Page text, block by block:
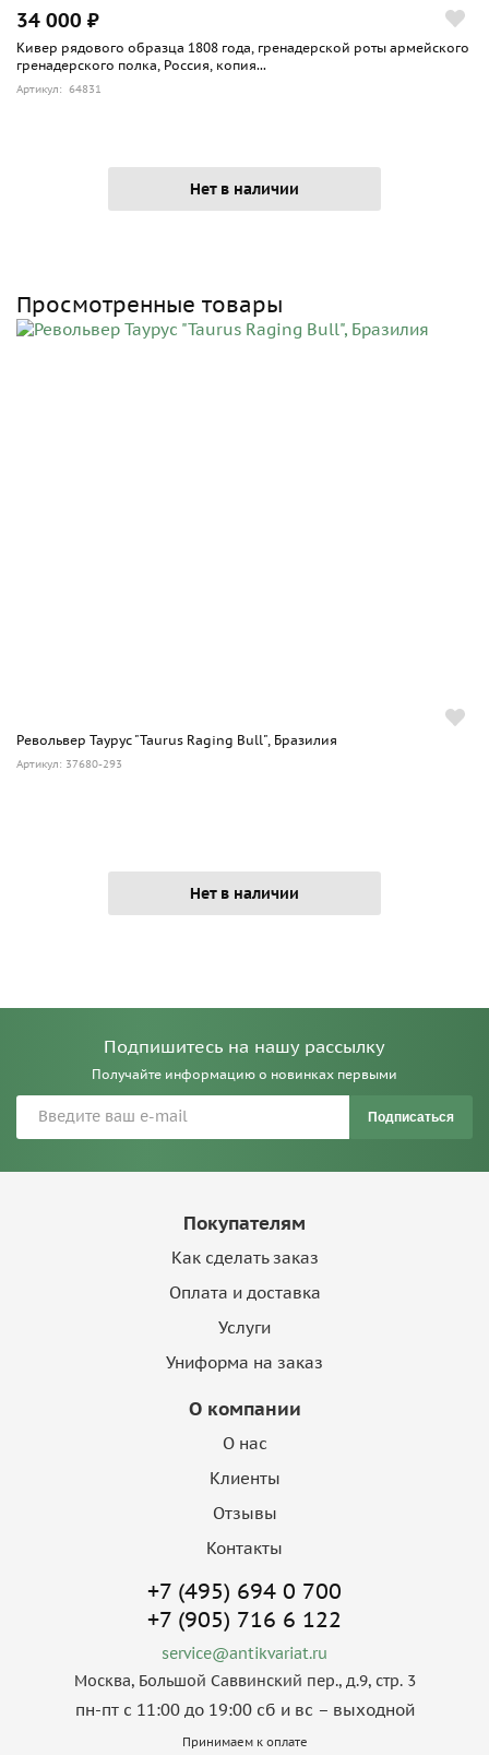
34 000 ₽
Кивер рядового образца 1808 года, гренадерской роты армейского
гренадерского полка, Россия, копия...
Артикул: 64831
Нет в наличии
Просмотренные товары
Револьвер Таурус "Taurus Raging Bull", Бразилия
Артикул: 37680-293
Нет в наличии
Подпишитесь на нашу рассылку
Получайте информацию о новинках первыми
Подписаться
Покупателям
Как сделать заказ
Оплата и доставка
Услуги
Униформа на заказ
О компании
О нас
Клиенты
Отзывы
Контакты
+7 (495) 694 0 700
+7 (905) 716 6 122
service@antikvariat.ru
Москва, Большой Саввинский пер., д.9, стр. 3
пн-пт с 11:00 до 19:00 сб и вс – выходной
Принимаем к оплате